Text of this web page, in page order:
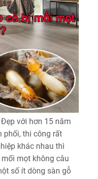
với hơn 15 năm
phối, thi công rất
khác nhau thì
mọt không câu
số ít dòng sàn gỗ